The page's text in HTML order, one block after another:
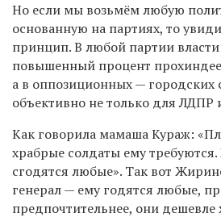
Но если мы возьмём любую
основанную на партиях, то
принцип. В любой партии власти
повышенный процент
а в оппозиционных —
объективно не только для ЛДПР
Как говорила мамаша Кураж:
храбрые солдаты ему
сгодятся любые». Так вот
генерал — ему годятся любые,
предпочтительнее, они дешевле